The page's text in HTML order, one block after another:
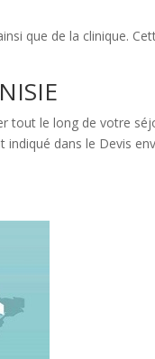
que de la clinique.
tout le long de votre
indiqué dans le Devis